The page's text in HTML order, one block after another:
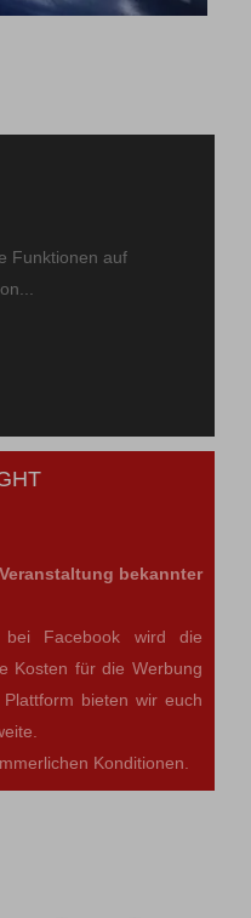
Funktionen auf
bekannter
Facebook wird die
Kosten für die Werbung
bieten wir euch
Konditionen.